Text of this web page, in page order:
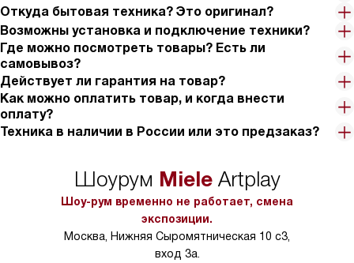
Откуда бытовая техника? Это оригинал?
Возможны установка и подключение техники?
Где можно посмотреть товары? Есть ли
самовывоз?
Действует ли гарантия на товар?
Как можно оплатить товар, и когда внести
оплату?
Техника в наличии в России или это предзаказ?
Шоурум MieleArtplay
Шоу-рум временно не работает, смена
экспозиции.
Москва, Нижняя Сыромятническая 10 с3,
вход 3а.